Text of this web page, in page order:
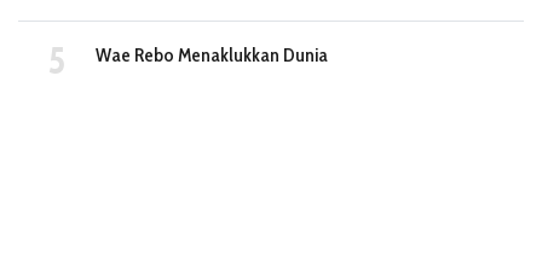
Wae Rebo Menaklukkan Dunia